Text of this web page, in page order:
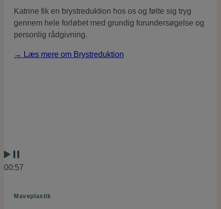
Katrine fik en brystreduktion hos os og følte sig tryg
gennem hele forløbet med grundig forundersøgelse og
personlig rådgivning.
→ Læs mere om Brystreduktion
00:57
Maveplastik